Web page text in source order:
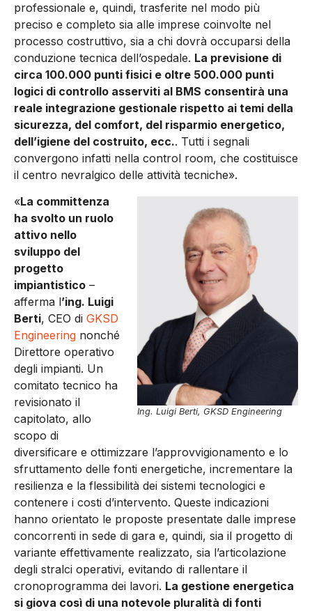
professionale e, quindi, trasferite nel modo più
preciso e completo sia alle imprese coinvolte nel
processo costruttivo, sia a chi dovrà occuparsi della
conduzione tecnica dell’ospedale. La previsione di
circa 100.000 punti fisici e oltre 500.000 punti
logici di controllo asserviti al BMS consentirà una
reale integrazione gestionale rispetto ai temi della
sicurezza, del comfort, del risparmio energetico,
dell’igiene del costruito, ecc.. Tutti i segnali
convergono infatti nella control room, che costituisce
il centro nevralgico delle attività tecniche».
Ing. Luigi Berti, GKSD Engineering
«La committenza
ha svolto un ruolo
attivo nello
sviluppo del
progetto
impiantistico –
afferma l’ing. Luigi
Berti, CEO di GKSD
Engineering nonché
Direttore operativo
degli impianti. Un
comitato tecnico ha
revisionato il
capitolato, allo
scopo di
diversificare e ottimizzare l’approvvigionamento e lo
sfruttamento delle fonti energetiche, incrementare la
resilienza e la flessibilità dei sistemi tecnologici e
contenere i costi d’intervento. Queste indicazioni
hanno orientato le proposte presentate dalle imprese
concorrenti in sede di gara e, quindi, sia il progetto di
variante effettivamente realizzato, sia l’articolazione
degli stralci operativi, evitando di rallentare il
cronoprogramma dei lavori. La gestione energetica
si giova così di una notevole pluralità di fonti